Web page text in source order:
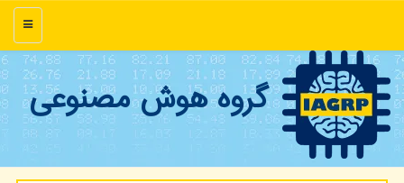
منو
گروه هوش مصنوعی